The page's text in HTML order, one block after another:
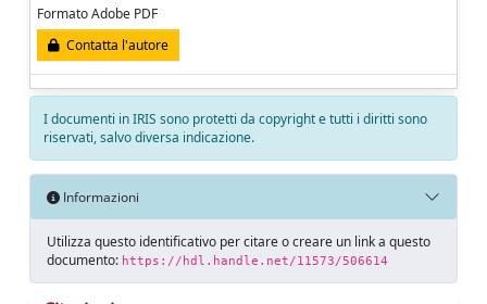
Formato Adobe PDF
Contatta l'autore
I documenti in IRIS sono protetti da copyright e tutti i diritti sono
riservati, salvo diversa indicazione.
Informazioni
Utilizza questo identificativo per citare o creare un link a questo
documento: https://hdl.handle.net/11573/506614